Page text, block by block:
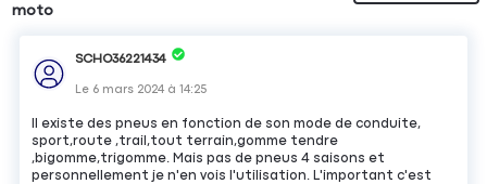
moto
SCHO36221434
Le 6 mars 2024 à14:25
Il existe des pneus en fonction de son mode de conduite,
sport,route ,trail,tout terrain,gomme tendre
,bigomme,trigomme. Mais pas de pneus 4 saisons et
personnellement je n'en vois l'utilisation. L'important c'est